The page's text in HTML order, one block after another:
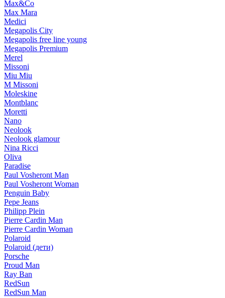
Max&Co
Max Mara
Medici
Megapolis City
Megapolis free line young
Megapolis Premium
Merel
Missoni
Miu Miu
M Missoni
Moleskine
Montblanc
Moretti
Nano
Neolook
Neolook glamour
Nina Ricci
Oliva
Paradise
Paul Vosheront Man
Paul Vosheront Woman
Penguin Baby
Pepe Jeans
Philipp Plein
Pierre Cardin Man
Pierre Cardin Woman
Polaroid
Polaroid (дети)
Porsche
Proud Man
Ray Ban
RedSun
RedSun Man